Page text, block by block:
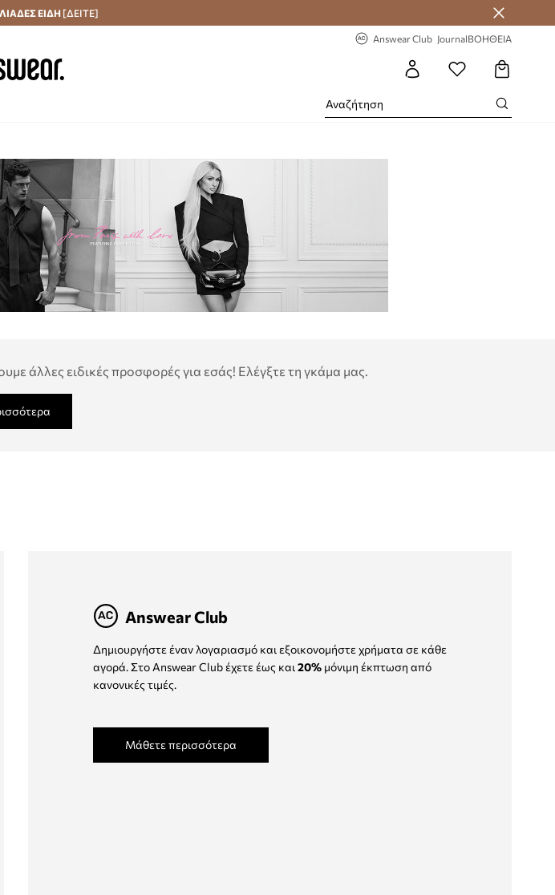
Εξοικονομήστε με το Answear Club
ΕΙΔΗ [ΔΕΙΤΕ]
Answear Club JournalΒΟΗΘΕΙΑ
άλλες ειδικές προσφορές για εσάς! Ελέγξτε τη γκάμα μας.
Answear Club
Δημιουργήστε έναν λογαριασμό και εξοικονομήστε χρήματα σε κάθε
αγορά. Στο Answear Club έχετε έως και 20%μόνιμη έκπτωση από
κανονικές τιμές.
Μάθετε περισσότερα